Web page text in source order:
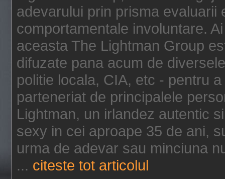
adevarului prin prisma evaluarii
comportamentale involuntare.
aceasta The Lightman Group
difuzate pana acum de
politie locala, CIA, etc - pentru
parteneriat de principalele
Lightman, un irlandez autentic
sexy in cei aproape 35 de ani,
urma de adevar sau minciuna
... citeste tot articolul